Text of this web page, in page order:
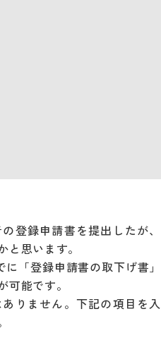
登録申請書を提出したが、
と思います。
「登録申請書の取下げ書」
可能です。
りません。下記の項目を入